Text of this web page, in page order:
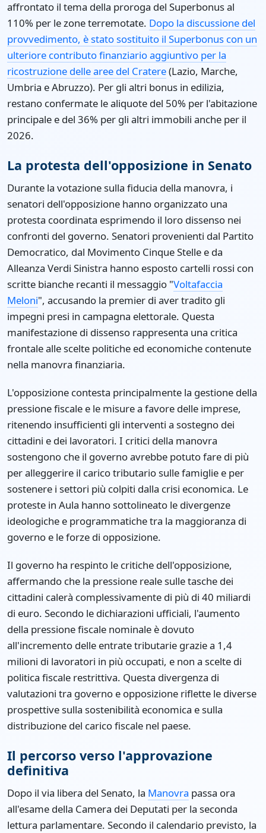
affrontato il tema della proroga del Superbonus al
110% per le zone terremotate. Dopo la discussione del
provvedimento, è stato sostituito il Superbonus con un
ulteriore contributo finanziario aggiuntivo per la
ricostruzione delle aree del Cratere(Lazio, Marche,
Umbria e Abruzzo). Per gli altri bonus in edilizia,
restano confermate le aliquote del 50% per l'abitazione
principale e del 36% per gli altri immobili anche per il
2026.
La protesta dell'opposizione in Senato
Durante la votazione sulla fiducia della manovra, i
senatori dell'opposizione hanno organizzato una
protesta coordinata esprimendo il loro dissenso nei
confronti del governo. Senatori provenienti dal Partito
Democratico, dal Movimento Cinque Stelle e da
Alleanza Verdi Sinistra hanno esposto cartelli rossi con
scritte bianche recanti il messaggio "Voltafaccia
Meloni", accusando la premier di aver tradito gli
impegni presi in campagna elettorale. Questa
manifestazione di dissenso rappresenta una critica
frontale alle scelte politiche ed economiche contenute
nella manovra finanziaria.
L'opposizione contesta principalmente la gestione della
pressione fiscale e le misure a favore delle imprese,
ritenendo insufficienti gli interventi a sostegno dei
cittadini e dei lavoratori. I critici della manovra
sostengono che il governo avrebbe potuto fare di più
per alleggerire il carico tributario sulle famiglie e per
sostenere i settori più colpiti dalla crisi economica. Le
proteste in Aula hanno sottolineato le divergenze
ideologiche e programmatiche tra la maggioranza di
governo e le forze di opposizione.
Il governo ha respinto le critiche dell'opposizione,
affermando che la pressione reale sulle tasche dei
cittadini calerà complessivamente di più di 40 miliardi
di euro. Secondo le dichiarazioni ufficiali, l'aumento
della pressione fiscale nominale è dovuto
all'incremento delle entrate tributarie grazie a 1,4
milioni di lavoratori in più occupati, e non a scelte di
politica fiscale restrittiva. Questa divergenza di
valutazioni tra governo e opposizione riflette le diverse
prospettive sulla sostenibilità economica e sulla
distribuzione del carico fiscale nel paese.
Il percorso verso l'approvazione
definitiva
Dopo il via libera del Senato, la Manovra passa ora
all'esame della Camera dei Deputati per la seconda
lettura parlamentare. Secondo il calendario previsto, la